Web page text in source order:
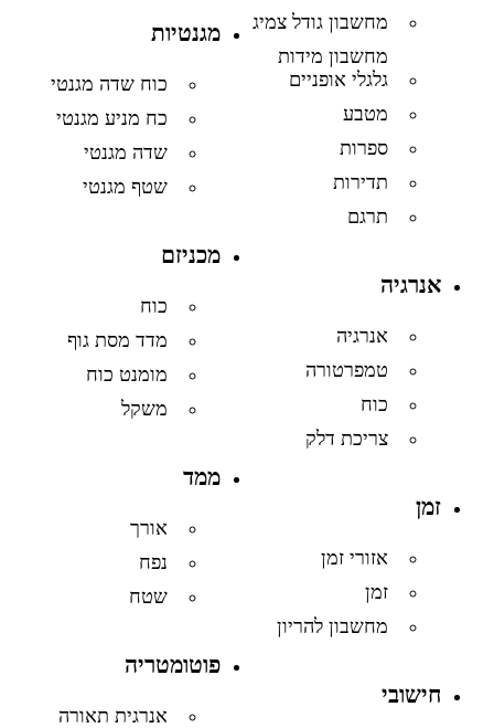
מחשבון גודל צמיג
מחשבון מידות
גלגלי אופניים
מטבע
ספרות
תדירות
תרגם
אנרגיה
אנרגיה
טמפרטורה
כוח
צריכת דלק
זמן
אזורי זמן
זמן
מחשבון להריון
חישובי
מגנטיות
כוח שדה מגנטי
כח מניע מגנטי
שדה מגנטי
שטף מגנטי
מכניזם
כוח
מדד מסת גוף
מומנט כוח
משקל
ממד
אורך
נפח
שטח
פוטומטריה
אנרגית תאורה